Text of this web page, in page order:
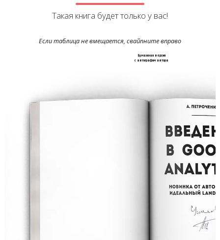
Такая книга будет только у вас!
Бумажная версия
с автографом автора